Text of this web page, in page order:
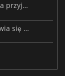
Big Walk już w sprzedaży – podróż oparta na przyjaźni
W Warhammer 40,000: Dawn of War 4 pojawia się frakcja Nekronów